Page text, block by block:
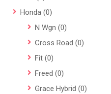
Honda (0)
N Wgn (0)
Cross Road (0)
Fit (0)
Freed (0)
Grace Hybrid (0)